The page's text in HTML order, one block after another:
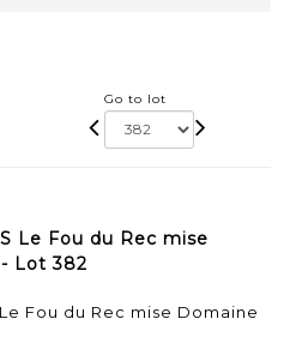
Go to lot
Le Fou du Rec mise
Lot 382
Fou du Rec mise Domaine